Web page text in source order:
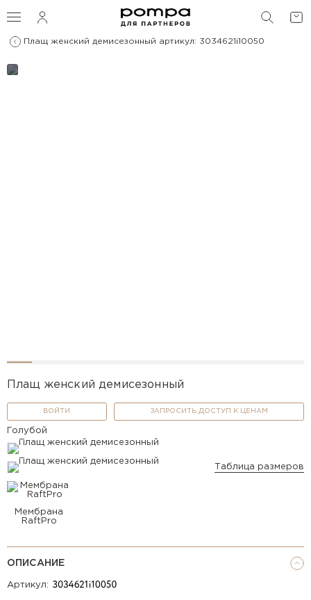
Плащ женский демисезонный артикул: 3034621i10050
Плащ женский демисезонный
ВОЙТИ ЗАПРОСИТЬ ДОСТУП К ЦЕНАМ
Голубой
Таблица размеров
Мембрана
RaftPro
ОПИСАНИЕ
Артикул: